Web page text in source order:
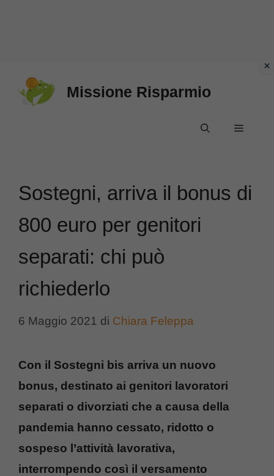
Missione Risparmio
Menu
Sostegni, arriva il bonus di
800 euro per genitori
separati: chi può
richiederlo
6 Maggio 2021 di Chiara Feleppa
Con il Sostegni bis arriva un nuovo
bonus, destinato ai genitori lavoratori
separati o divorziati che a causa della
pandemia hanno cessato, ridotto o
sospeso l’attività lavorativa,
interrompendo così il versamento